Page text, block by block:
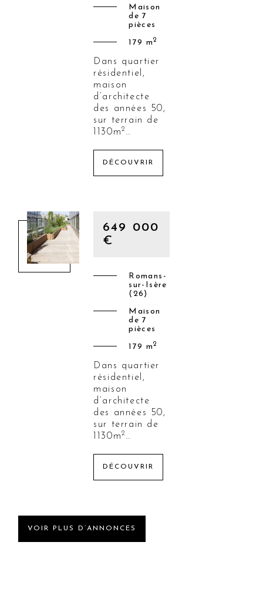
L’ÉQUIPE
NOTRE HISTOIRE
TARIFS
NOTARIAT DURABLE
ESPACE CLIENT
Maison
de 7
pièces
179 m2
Dans quartier
résidentiel,
maison
d’architecte
des années 50,
sur terrain de
1130m2…
DÉCOUVRIR
649 000
€
Romans-
sur-Isère
(26)
Maison
de 7
pièces
179 m2
Dans quartier
résidentiel,
maison
d’architecte
des années 50,
sur terrain de
1130m2…
DÉCOUVRIR
VOIR PLUS D’ANNONCES